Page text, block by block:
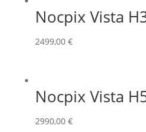
Nocpix Vista
2499,00 €
Nocpix Vista
2990,00 €